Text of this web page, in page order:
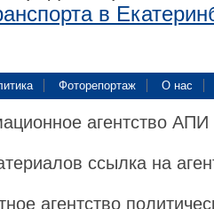
в
Фоторепортаж О нас
агентство
ссылка на
агентство